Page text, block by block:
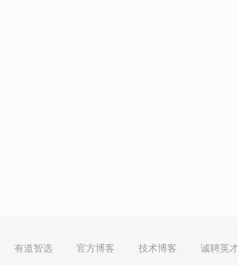
有道智选 官方博客 技术博客 诚聘英才